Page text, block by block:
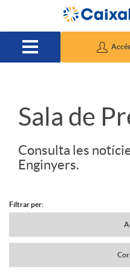
Salta al contingut principal
Accés
S
d
Sala de
Consulta les
Enginyers.
N
Filtrar per: